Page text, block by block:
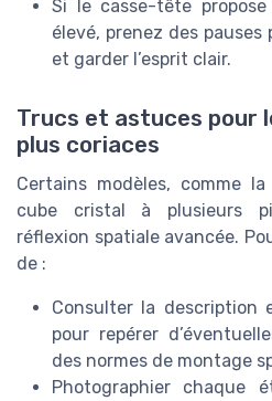
Si le casse-tête
élevé, prenez des
et garder l’esprit clair.
Trucs et astuces pour
plus coriaces
Certains modèles, comme
cube cristal à plusieurs
réflexion spatiale avancée.
de :
Consulter la description
pour repérer
des normes de montage
Photographier chaque